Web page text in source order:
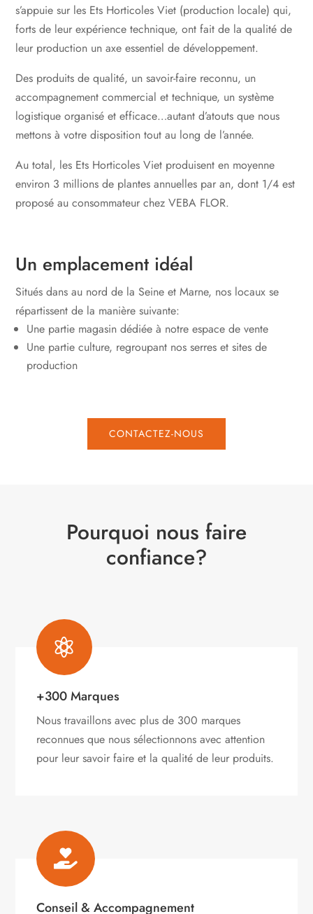
s’appuie sur les Ets Horticoles Viet (production locale) qui,
forts de leur expérience technique, ont fait de la qualité de
leur production un axe essentiel de développement.
Des produits de qualité, un savoir-faire reconnu, un
accompagnement commercial et technique, un système
logistique organisé et efficace…autant d’atouts que nous
mettons à votre disposition tout au long de l’année.
Au total, les Ets Horticoles Viet produisent en moyenne
environ 3 millions de plantes annuelles par an, dont 1/4 est
proposé au consommateur chez VEBA FLOR.
Un emplacement idéal
Situés dans au nord de la Seine et Marne, nos locaux se
répartissent de la manière suivante:
Une partie magasin dédiée à notre espace de vente
Une partie culture, regroupant nos serres et sites de
production
CONTACTEZ-NOUS
Pourquoi nous faire
confiance?

+300 Marques
Nous travaillons avec plus de 300 marques
reconnues que nous sélectionnons avec attention
pour leur savoir faire et la qualité de leur produits.

Conseil & Accompagnement